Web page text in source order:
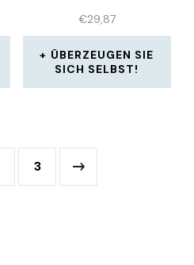
€29,87
ÜBERZEUGEN SIE
SICH SELBST!
3